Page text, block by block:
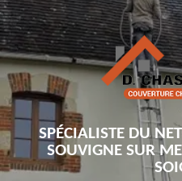
SPÉCIALISTE DU
SOUVIGNE SUR